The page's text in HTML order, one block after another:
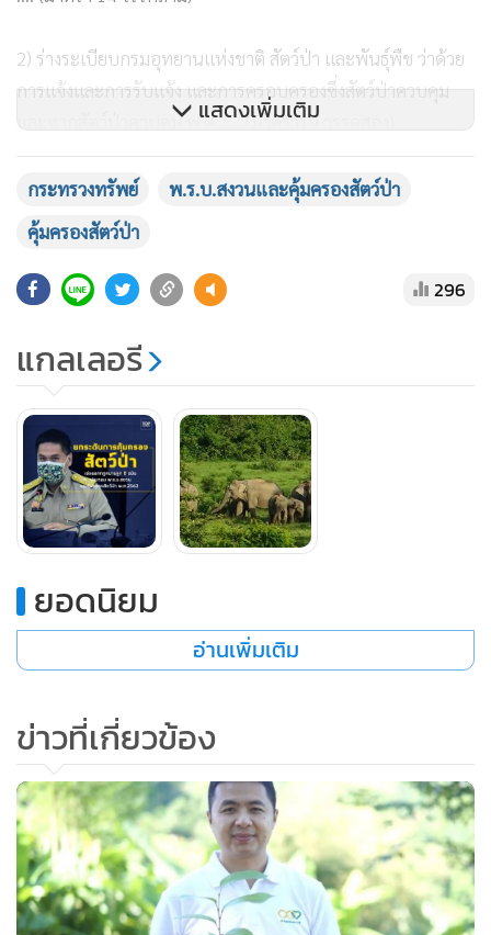
2) ร่างระเบียบกรมอุทยานแห่งชาติ สัตว์ป่า และพันธุ์พืช ว่าด้วย
การแจ้งและการรับแจ้ง และการครอบครองซึ่งสัตว์ป่าควบคุม
และซากสัตว์ป่าควบคุม พ ศ. .... (มาตรา19 วรรคสอง)
3) ร่างระเบียบกรมอุทยานแห่งชาติ สัตว์ป่า และพันธุ์พืช ว่าด้วย
การปฏิบัติการของพนักงานเจ้าหน้าที่ในการควบคุมและคุ้มครอง
พื้นที่ในพื้นที่เตรียมการกำหนดเป็นเขตรักษาพันธุ์สัตว์ป่าและ
เขตห้ามล่าสัตว์ป่า พ.ศ. .... (มาตรา 49 วรรคสอง และมาตรา 63)
4) ร่างระเบียบกรมอุทยานแห่งชาติ สัตว์ป่า และพันธุ์พืช ว่าด้วย
การปฏิบัติการของพนักงานเจ้าหน้าที่ภายในเขตรักษาพันธุ์สัตว์
ป่าและเขตห้ามล่าสัตว์ป่า พ.ศ. .... (มาตรา 56 วรรคสาม และ
มาตรา 67 วรรคสาม)
5) ร่างระเบียบกรมอุทยานแห่งชาติ สัตว์ป่า และพันธุ์พืช ว่าด้วย
การอนุญาตให้กระทำการในเขตรักษาพันธุ์สัตว์ป่าและเขตห้าม
55 วรรคสาม มาตรา 67 วรรคสอง และมาตรา 71 แห่งพระราช
บัญญัติสงวนและคุ้มครองสัตว์ป่า พ.ศ. 2562 พ.ศ. .... (มาตรา 53
วรรคสาม มาตรา 54 วรรคสอง มาตรา 55 วรรคสาม มาตรา 67
6) ร่างพระราชกฤษฎีกากำหนดโครงการอนุรักษ์และดูแลรักษา
ทรัพยากรธรรมชาติภายในเขตรักษาพันธุ์สัตว์ป่าหรือเขตห้ามล่า
สัตว์ป่า พ.ศ. .... (มาตรา 121 วรรคสี่)
7) ร่างระเบียบกรมอุทยานแห่งชาติ สัตว์ป่า และพันธุ์พืช ว่าด้วย
การอยู่อาศัยหรือทำกินตามโครงการอนุรักษ์และดูแลรักษา
แสดงเพิ่มเติม
กระทรวงทรัพย์
พ.ร.บ.สงวนและคุ้มครองสัตว์ป่า
คุ้มครองสัตว์ป่า
296
แกลเลอรี
ยอดนิยม
อ่านเพิ่มเติม
ข่าวที่เกี่ยวข้อง